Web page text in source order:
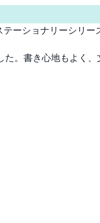
ーショナリーシリ
。書き心地もよく